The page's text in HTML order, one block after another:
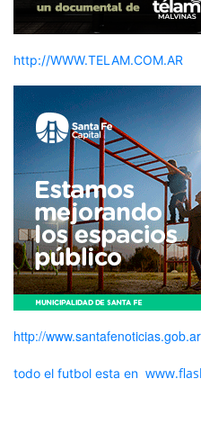
http://WWW.TELAM.COM.AR
http://www.santafenoticias.gob.ar
todo el futbol esta en